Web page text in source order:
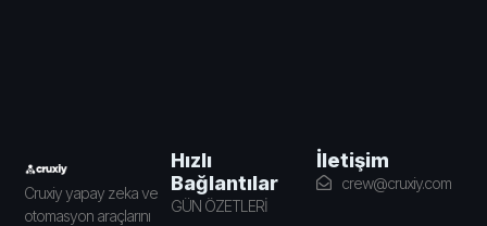
Cruxiy yapay zeka ve
otomasyon araçlarını
Hızlı
Bağlantılar
GÜN ÖZETLERİ
İletişim
crew@cruxiy.com